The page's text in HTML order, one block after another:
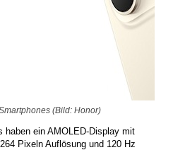
(Bild: Honor)
haben ein AMOLED-Display mit
Pixeln Auflösung und 120 Hz